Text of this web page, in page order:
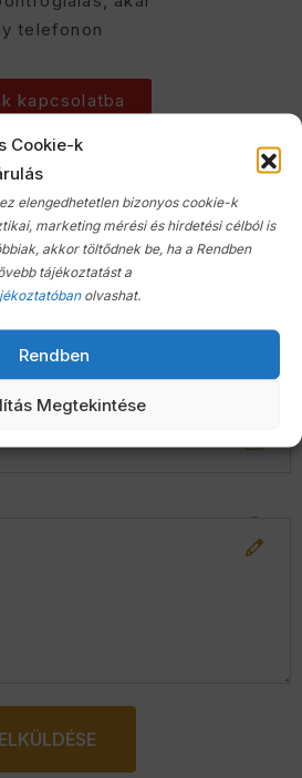
Cookie-k
elengedhetetlen bizonyos cookie-k
marketing mérési és hirdetési célból is
akkor töltődnek be, ha a Rendben
tájékoztatást a
olvashat.
Rendben
Megtekintése
telefonon
kapcsolatba
nyilvánosságra. A kötelező mezőket